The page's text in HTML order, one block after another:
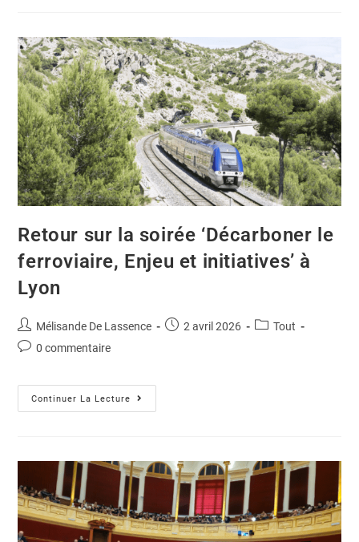
Retour sur la soirée ‘Décarboner le
ferroviaire, Enjeu et initiatives’ à
Lyon
Mélisande De Lassence 2 avril 2026
Tout
0 commentaire
Continuer La Lecture